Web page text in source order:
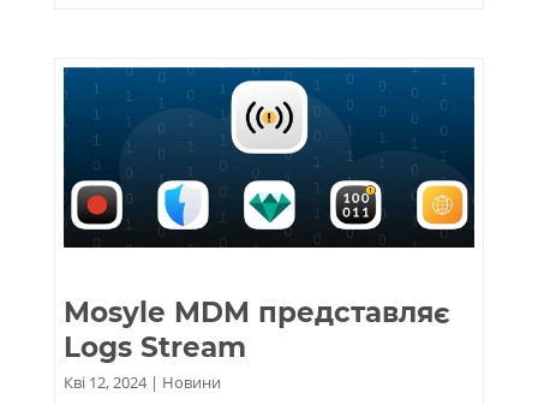
Mosyle MDM представляє
Logs Stream
Кві 12, 2024| Новини